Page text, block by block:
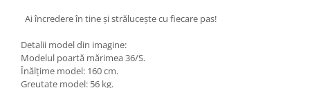
Ai încredere în tine și strălucește cu fiecare pas!
Detalii model din imagine:
Modelul poartă mărimea 36/S.
Înălțime model: 160 cm.
Greutate model: 56 kg.